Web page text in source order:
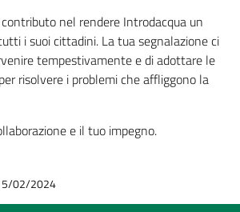
nel rendere Introdacqua un
i suoi cittadini. La tua segnalazione ci
tempestivamente e di adottare le
risolvere i problemi che affliggono la
e il tuo impegno.
02/2024